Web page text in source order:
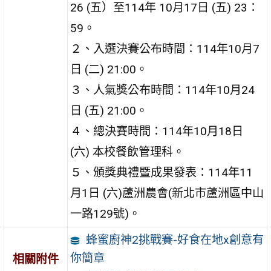
26 (五）至114年 10月17日 (五) 23：
59。
２、入選決賽公布時間：114年10月7
日 (二) 21:00。
３、人氣獎公布時間：114年10月24
日 (五) 21:00。
４、總決賽時間：114年10月18日
(六) 本校餐飲管理科。
５、頒獎典禮暨成果發表：114年11
月1日 (六)蘆洲農會(新北市蘆洲區中山
一路129號)。
相關附件
蜂蜜廚神2挑戰賽-好食在地x創意有
你簡章